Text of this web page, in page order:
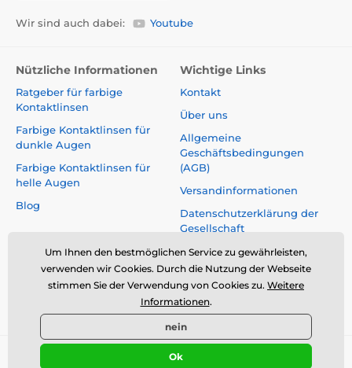
Wir sind auch dabei: Youtube
Nützliche Informationen
Ratgeber für farbige
Kontaktlinsen
Farbige Kontaktlinsen für
dunkle Augen
Farbige Kontaktlinsen für
helle Augen
Blog
Wichtige Links
Kontakt
Über uns
Allgemeine
Geschäftsbedingungen
(AGB)
Versandinformationen
Datenschutzerklärung der
Gesellschaft
Reklamationen und Rücktritt
vom Vertrag
Sicherheit und Qualität ohne
Kompromisse
© 2026 www.luciferlenses.de ⦁ E-Shop erstellt von
Um Ihnen den bestmöglichen Service zu gewährleisten,
verwenden wir Cookies. Durch die Nutzung der Webseite
stimmen Sie der Verwendung von Cookies zu. Weitere
Informationen.
nein
Ok